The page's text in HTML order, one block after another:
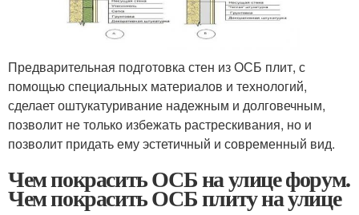
Предварительная подготовка стен из ОСБ плит, с
помощью специальных материалов и технологий,
сделает оштукатуривание надежным и долговечным,
позволит не только избежать растрескивания, но и
позволит придать ему эстетичный и современный вид.
Чем покрасить ОСБ на улице форум.
Чем покрасить ОСБ плиту на улице